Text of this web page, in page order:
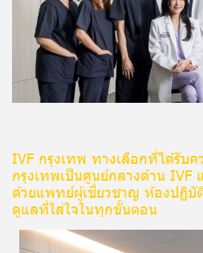
IVF กรุงเทพ ทางเลือกที่ได้รับค
กรุงเทพเป็นศูนย์กลางด้าน IVF
ด้วยแพทย์ผู้เชี่ยวชาญ ห้องปฏิบั
ดูแลที่ใส่ใจในทุกขั้นตอน